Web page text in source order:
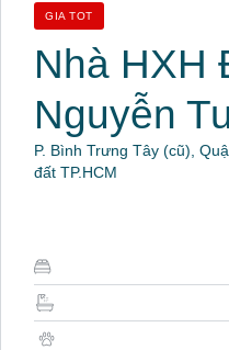
GIA TOT
Nhà HXH
Nguyễn
P. Bình Trưng Tây (cũ),
đất TP.HCM